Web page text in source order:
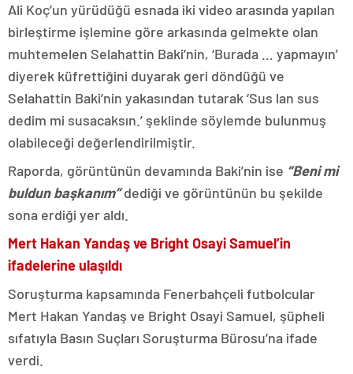
Ali Koç’un yürüdüğü esnada iki video arasında yapılan
birleştirme işlemine göre arkasında gelmekte olan
muhtemelen Selahattin Baki’nin, ‘Burada … yapmayın’
diyerek küfrettiğini duyarak geri döndüğü ve
Selahattin Baki’nin yakasından tutarak ‘Sus lan sus
dedim mi susacaksın.’ şeklinde söylemde bulunmuş
olabileceği değerlendirilmiştir.
Raporda, görüntünün devamında Baki’nin ise “Beni mi
buldun başkanım”dediği ve görüntünün bu şekilde
sona erdiği yer aldı.
Mert Hakan Yandaş ve Bright Osayi Samuel’in
ifadelerine ulaşıldı
Soruşturma kapsamında Fenerbahçeli futbolcular
Mert Hakan Yandaş ve Bright Osayi Samuel, şüpheli
sıfatıyla Basın Suçları Soruşturma Bürosu’na ifade
verdi.